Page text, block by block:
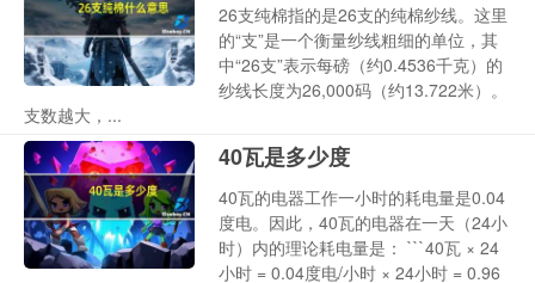
26支纯棉指的是26支的纯棉纱线。这里
的“支”是一个衡量纱线粗细的单位，其
中“26支”表示每磅（约0.4536千克）的
纱线长度为26,000码（约13.722米）。
支数越大，...
40瓦是多少度
40瓦的电器工作一小时的耗电量是0.04
度电。因此，40瓦的电器在一天（24小
时）内的理论耗电量是： ```40瓦 × 24
小时 = 0.04度电/小时 × 24小时 = 0.96